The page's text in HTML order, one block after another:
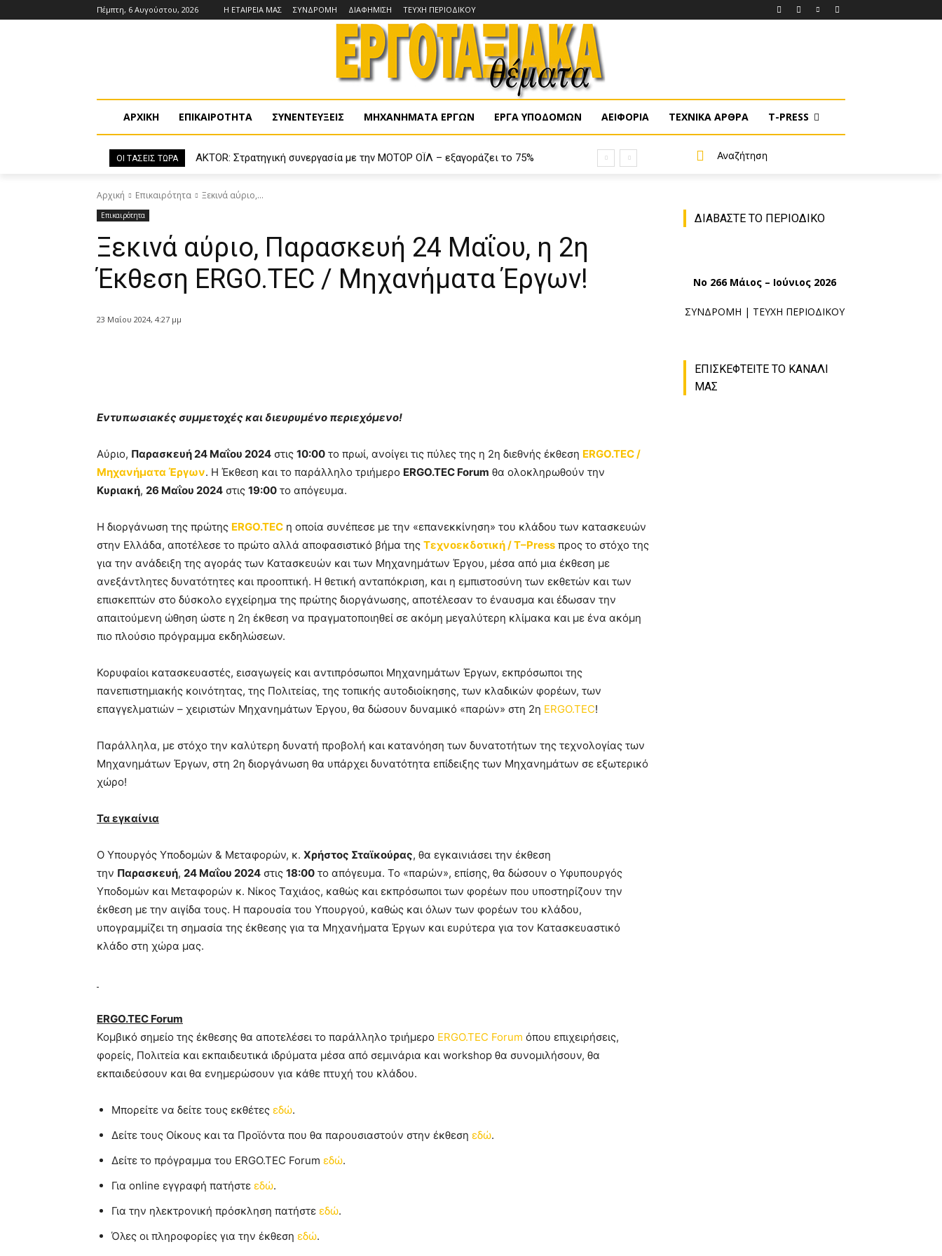
Πέμπτη, 6 Αυγούστου, 2026 Η ΕΤΑΙΡΕΙΑ ΜΑΣ ΣΥΝΔΡΟΜΗ ΔΙΑΦΗΜΙΣΗ ΤΕΥΧΗ ΠΕΡΙΟΔΙΚΟΥ
ΑΡΧΙΚΗ ΕΠΙΚΑΙΡΟΤΗΤΑ ΣΥΝΕΝΤΕΥΞΕΙΣ ΜΗΧΑΝΗΜΑΤΑ ΕΡΓΩΝ ΕΡΓΑ ΥΠΟΔΟΜΩΝ ΑΕΙΦΟΡΙΑ ΤΕΧΝΙΚΑ ΑΡΘΡΑ T-PRESS
ΟΙ ΤΑΣΕΙΣ ΤΩΡΑ
AKTOR: Στρατηγική συνεργασία με την ΜΟΤΟΡ ΟΪΛ – εξαγοράζει το 75%
Αναζήτηση
Αρχική Επικαιρότητα Ξεκινά αύριο,...
Επικαιρότητα
Ξεκινά αύριο, Παρασκευή 24 Μαΐου, η 2η
Έκθεση ERGO.TEC / Μηχανήματα Έργων!
23 Μαΐου 2024, 4:27 μμ
Εντυπωσιακές συμμετοχές και διευρυμένο περιεχόμενο!
Αύριο, Παρασκευή 24 Μαΐου 2024 στις 10:00 το πρωί, ανοίγει τις πύλες της η 2η διεθνής έκθεση ERGO.TEC /
Μηχανήματα Έργων. Η Έκθεση και το παράλληλο τριήμερο ERGO.TEC Forum θα ολοκληρωθούν την
Κυριακή, 26 Μαΐου 2024 στις 19:00 το απόγευμα.
Η διοργάνωση της πρώτης ERGO.TEC η οποία συνέπεσε με την «επανεκκίνηση» του κλάδου των κατασκευών
στην Ελλάδα, αποτέλεσε το πρώτο αλλά αποφασιστικό βήμα της Τεχνοεκδοτική / T–Press προς το στόχο της
για την ανάδειξη της αγοράς των Κατασκευών και των Μηχανημάτων Έργου, μέσα από μια έκθεση με
ανεξάντλητες δυνατότητες και προοπτική. Η θετική ανταπόκριση, και η εμπιστοσύνη των εκθετών και των
επισκεπτών στο δύσκολο εγχείρημα της πρώτης διοργάνωσης, αποτέλεσαν το έναυσμα και έδωσαν την
απαιτούμενη ώθηση ώστε η 2η έκθεση να πραγματοποιηθεί σε ακόμη μεγαλύτερη κλίμακα και με ένα ακόμη
πιο πλούσιο πρόγραμμα εκδηλώσεων.
Κορυφαίοι κατασκευαστές, εισαγωγείς και αντιπρόσωποι Μηχανημάτων Έργων, εκπρόσωποι της
πανεπιστημιακής κοινότητας, της Πολιτείας, της τοπικής αυτοδιοίκησης, των κλαδικών φορέων, των
επαγγελματιών – χειριστών Μηχανημάτων Έργου, θα δώσουν δυναμικό «παρών» στη 2η ERGO.TEC!
Παράλληλα, με στόχο την καλύτερη δυνατή προβολή και κατανόηση των δυνατοτήτων της τεχνολογίας των
Μηχανημάτων Έργων, στη 2η διοργάνωση θα υπάρχει δυνατότητα επίδειξης των Μηχανημάτων σε εξωτερικό
χώρο!
Τα εγκαίνια
Ο Υπουργός Υποδομών & Μεταφορών, κ. Χρήστος Σταϊκούρας, θα εγκαινιάσει την έκθεση
την Παρασκευή, 24 Μαΐου 2024 στις 18:00 το απόγευμα. Το «παρών», επίσης, θα δώσουν ο Υφυπουργός
Υποδομών και Μεταφορών κ. Νίκος Ταχιάος, καθώς και εκπρόσωποι των φορέων που υποστηρίζουν την
έκθεση με την αιγίδα τους. Η παρουσία του Υπουργού, καθώς και όλων των φορέων του κλάδου,
υπογραμμίζει τη σημασία της έκθεσης για τα Μηχανήματα Έργων και ευρύτερα για τον Κατασκευαστικό
κλάδο στη χώρα μας.
ERGO.TEC Forum
Κομβικό σημείο της έκθεσης θα αποτελέσει το παράλληλο τριήμερο ERGO.TEC Forum όπου επιχειρήσεις,
φορείς, Πολιτεία και εκπαιδευτικά ιδρύματα μέσα από σεμινάρια και workshop θα συνομιλήσουν, θα
εκπαιδεύσουν και θα ενημερώσουν για κάθε πτυχή του κλάδου.
Μπορείτε να δείτε τους εκθέτες εδώ.
Δείτε τους Οίκους και τα Προϊόντα που θα παρουσιαστούν στην έκθεση εδώ.
Δείτε το πρόγραμμα του ERGO.TEC Forum εδώ.
Για online εγγραφή πατήστε εδώ.
Για την ηλεκτρονική πρόσκληση πατήστε εδώ.
Όλες οι πληροφορίες για την έκθεση εδώ.
ΔΙΑΒΑΣΤΕ ΤΟ ΠΕΡΙΟΔΙΚΟ
No 266 Μάιος – Ιούνιος 2026
ΣΥΝΔΡΟΜΗ | ΤΕΥΧΗ ΠΕΡΙΟΔΙΚΟΥ
ΕΠΙΣΚΕΦΤΕΙΤΕ ΤΟ ΚΑΝΑΛΙ
ΜΑΣ